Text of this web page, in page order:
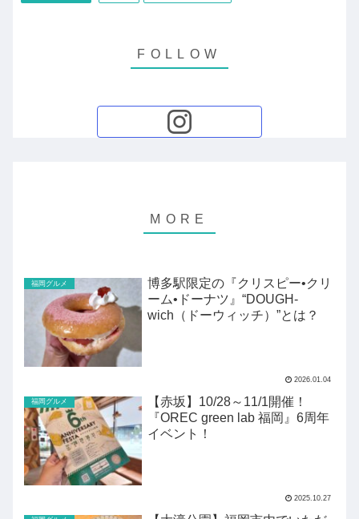
福岡グルメ
博多駅限定の『クリスピー•クリ
ーム•ドーナツ』“DOUGH-
wich（ドーウィッチ）”とは？
2026.01.04
福岡グルメ
【赤坂】10/28～11/1開催！
『OREC green lab 福岡』6周年
イベント！
2025.10.27